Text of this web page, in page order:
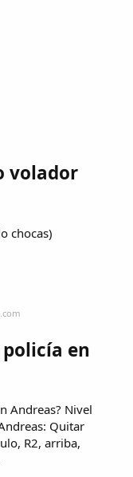
volador
chocas)
policía en
Andreas? Nivel
Quitar
R2, arriba,